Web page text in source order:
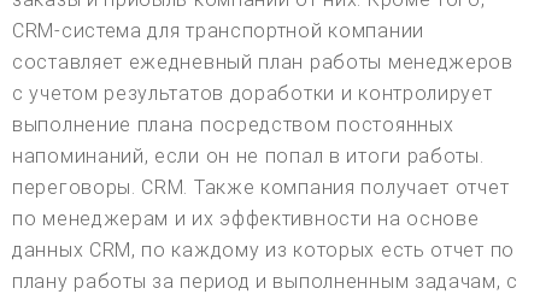
CRM-система для транспортной компании
составляет ежедневный план работы менеджеров
с учетом результатов доработки и контролирует
выполнение плана посредством постоянных
напоминаний, если он не попал в итоги работы.
переговоры. CRM. Также компания получает отчет
по менеджерам и их эффективности на основе
данных CRM, по каждому из которых есть отчет по
плану работы за период и выполненным задачам, с